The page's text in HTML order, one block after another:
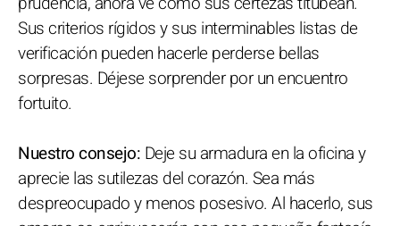
Sus criterios rígidos y sus interminables listas de
verificación pueden hacerle perderse bellas
sorpresas. Déjese sorprender por un encuentro
fortuito.
Nuestro consejo: Deje su armadura en la oficina y
aprecie las sutilezas del corazón. Sea más
despreocupado y menos posesivo. Al hacerlo, sus